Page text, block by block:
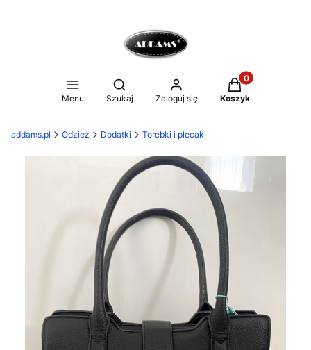
Menu
Otwórz wyszukiwarkę
Szukaj Zaloguj się
Produkty w
Koszyk
addams.pl Odzież Dodatki Torebki i plecaki